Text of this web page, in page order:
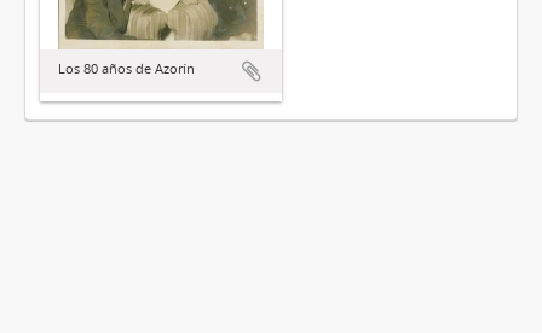
Los 80 años de Azorín